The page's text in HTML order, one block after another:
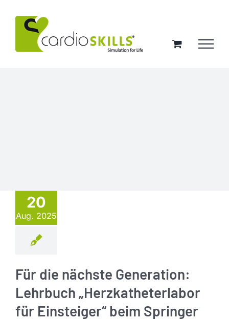
Inhalt
springen
20
Aug. 2025
Für die nächste Generation:
Lehrbuch „Herzkatheterlabor
für Einsteiger“ beim Springer